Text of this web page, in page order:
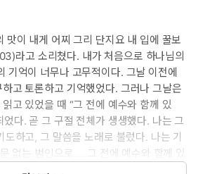
맛이 내게 어찌 그리 단지요 내 입에 꿀보
라고 소리쳤다. 내가 처음으로 하나님의
기억이 너무나 고무적이다. 그날 이전에
고 토론하고 기억했었다. 그러나 그날은
고 있었을 때 “그 전에 예수와 함께 있
었다. 곧 그 구절 전체가 생생했다. 나는 그
하고, 그 말씀을 노래로 불렀다. 나는 기
없는 범인으로 … 그 전에 예수와 함께 있
함께!”라는 말씀을 소리쳤다. 심지어 20